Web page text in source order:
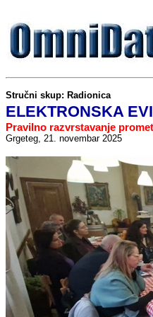
Stručni skup: Radionica
ELEKTRONSKA
Pravilno razvrstavanje
Grgeteg, 21. novembar 2025